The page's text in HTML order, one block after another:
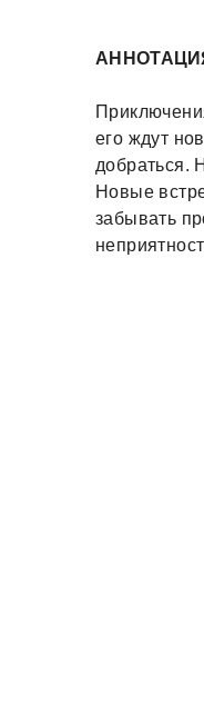
его ждут
добраться.
Новые
забывать